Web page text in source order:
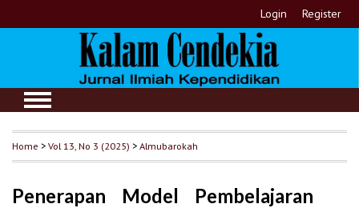
Login Register
Home >Vol 13, No 3 (2025) >Almubarokah
Penerapan Model Pembelajaran